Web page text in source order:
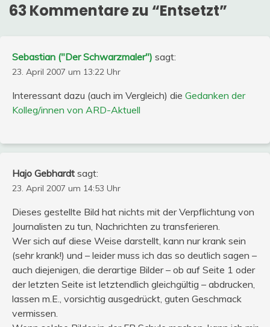
63 Kommentare zu “Entsetzt”
Sebastian ("Der Schwarzmaler") sagt:
23. April 2007 um 13:22 Uhr
Interessant dazu (auch im Vergleich) die Gedanken der
Kolleg/innen von ARD-Aktuell
Hajo Gebhardt sagt:
23. April 2007 um 14:53 Uhr
Dieses gestellte Bild hat nichts mit der Verpflichtung von
Journalisten zu tun, Nachrichten zu transferieren.
Wer sich auf diese Weise darstellt, kann nur krank sein
(sehr krank!) und – leider muss ich das so deutlich sagen –
auch diejenigen, die derartige Bilder – ob auf Seite 1 oder
der letzten Seite ist letztendlich gleichgültig – abdrucken,
lassen m.E., vorsichtig ausgedrückt, guten Geschmack
vermissen.